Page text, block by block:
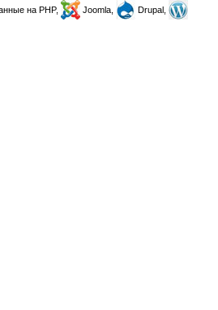
на PHP, Joomla,
Drupal,